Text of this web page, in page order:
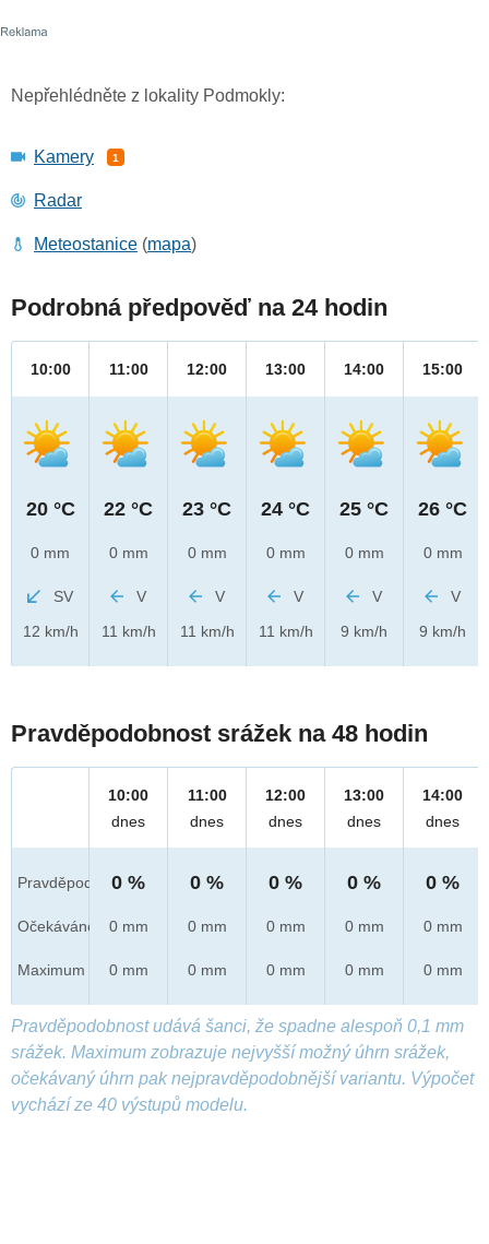
Nepřehlédněte z lokality Podmokly:
Kamery 1
Radar
Meteostanice (mapa)
Podrobná předpověď na 24 hodin
10:00
20 °C
0 mm
SV
12 km/h
11:00
22 °C
0 mm
V
11 km/h
12:00
23 °C
0 mm
V
11 km/h
13:00
24 °C
0 mm
V
11 km/h
14:00
25 °C
0 mm
V
9 km/h
15:00
26 °C
0 mm
V
9 km/h
Pravděpodobnost srážek na 48 hodin
Pravděpod.
Očekáváno
Maximum
10:00
dnes
0 %
0 mm
0 mm
11:00
dnes
0 %
0 mm
0 mm
12:00
dnes
0 %
0 mm
0 mm
13:00
dnes
0 %
0 mm
0 mm
14:00
dnes
0 %
0 mm
0 mm
Pravděpodobnost udává šanci, že spadne alespoň 0,1 mm
srážek. Maximum zobrazuje nejvyšší možný úhrn srážek,
očekávaný úhrn pak nejpravděpodobnější variantu. Výpočet
vychází ze 40 výstupů modelu.